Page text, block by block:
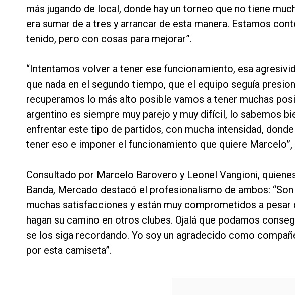
más jugando de local, donde hay un torneo que no tiene
era sumar de a tres y arrancar de esta manera. Estamos
tenido, pero con cosas para mejorar”.
“Intentamos volver a tener ese funcionamiento, esa
que nada en el segundo tiempo, que el equipo seguía
recuperamos lo más alto posible vamos a tener muchas
argentino es siempre muy parejo y muy difícil, lo sabemos
enfrentar este tipo de partidos, con mucha intensidad,
tener eso e imponer el funcionamiento que quiere Marcelo”,
Consultado por Marcelo Barovero y Leonel Vangioni,
Banda, Mercado destacó el profesionalismo de ambos:
muchas satisfacciones y están muy comprometidos a
hagan su camino en otros clubes. Ojalá que podamos
se los siga recordando. Yo soy un agradecido como
por esta camiseta”.